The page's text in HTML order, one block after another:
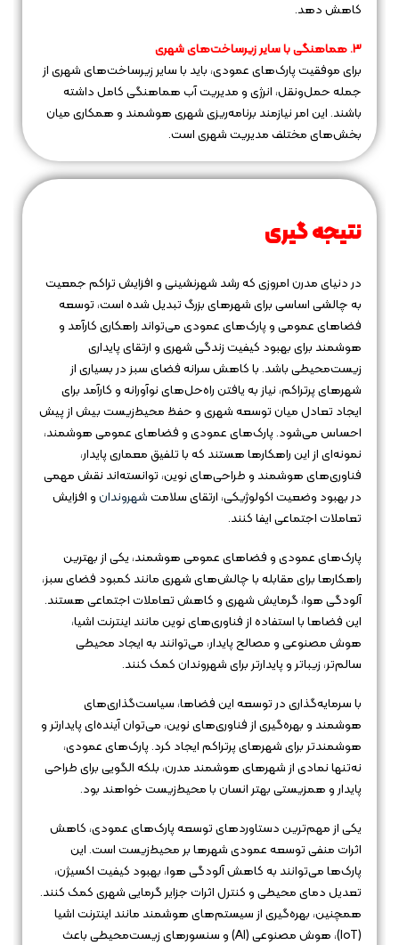
کاهش دهد.
3. هماهنگی با سایر زیرساخت‌های شهری
برای موفقیت پارک‌های عمودی، باید با سایر زیرساخت‌های شهری از
جمله حمل‌ونقل، انرژی و مدیریت آب هماهنگی کامل داشته
باشند. این امر نیازمند برنامه‌ریزی شهری هوشمند و همکاری میان
بخش‌های مختلف مدیریت شهری است.
نتیجه‌ گیری
در دنیای مدرن امروزی که رشد شهرنشینی و افزایش تراکم جمعیت
به چالشی اساسی برای شهرهای بزرگ تبدیل شده است، توسعه
فضاهای عمومی و پارک‌های عمودی می‌تواند راهکاری کارآمد و
هوشمند برای بهبود کیفیت زندگی شهری و ارتقای پایداری
زیست‌محیطی باشد. با کاهش سرانه فضای سبز در بسیاری از
شهرهای پرتراکم، نیاز به یافتن راه‌حل‌های نوآورانه و کارآمد برای
ایجاد تعادل میان توسعه شهری و حفظ محیط‌زیست بیش از پیش
احساس می‌شود. پارک‌های عمودی و فضاهای عمومی هوشمند،
نمونه‌ای از این راهکارها هستند که با تلفیق معماری پایدار،
فناوری‌های هوشمند و طراحی‌های نوین، توانسته‌اند نقش مهمی
در بهبود وضعیت اکولوژیکی، ارتقای سلامتشهروندانو افزایش
تعاملات اجتماعی ایفا کنند.
پارک‌های عمودی و فضاهای عمومی هوشمند، یکی از بهترین
راهکارها برای مقابله با چالش‌های شهری مانند کمبود فضای سبز،
آلودگی هوا، گرمایش شهری و کاهش تعاملات اجتماعی هستند.
این فضاها با استفاده از فناوری‌های نوین مانند اینترنت اشیا،
هوش مصنوعی و مصالح پایدار، می‌توانند به ایجاد محیطی
سالم‌تر، زیباتر و پایدارتر برای شهروندان کمک کنند.
با سرمایه‌گذاری در توسعه این فضاها، سیاست‌گذاری‌های
هوشمند و بهره‌گیری از فناوری‌های نوین، می‌توان آینده‌ای پایدارتر و
هوشمندتر برای شهرهای پرتراکم ایجاد کرد. پارک‌های عمودی،
نه‌تنها نمادی از شهرهای هوشمند مدرن، بلکه الگویی برای طراحی
پایدار و همزیستی بهتر انسان با محیط‌زیست خواهند بود.
یکی از مهم‌ترین دستاوردهای توسعه پارک‌های عمودی، کاهش
اثرات منفی توسعه عمودی شهرها بر محیط‌زیست است. این
پارک‌ها می‌توانند به کاهش آلودگی هوا، بهبود کیفیت اکسیژن،
تعدیل دمای محیطی و کنترل اثرات جزایر گرمایی شهری کمک کنند.
همچنین، بهره‌گیری از سیستم‌های هوشمند مانند اینترنت اشیا
(IoT)، هوش مصنوعی (AI) و سنسورهای زیست‌محیطی باعث